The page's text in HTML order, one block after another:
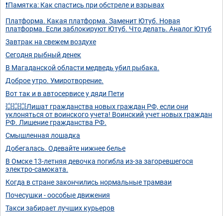
❗Памятка: Как спастись при обстреле и взрывах
Платформа. Какая платформа. Заменит Ютуб. Новая
платформа. Если заблокируют Ютуб. Что делать. Аналог Ютуб
Завтрак на свежем воздухе
Сегодня рыбный денек
В Магаданской области медведь убил рыбака.
Доброе утро. Умиротворение.
Вот так и в автосервисе у дяди Пети
💥💥💥Лишат гражданства новых граждан РФ, если они
уклоняться от воинского учета! Воинский учет новых граждан
РФ. Лишение гражданства РФ.
Смышленная лошадка
Добегалась. Одевайте нижнее белье
В Омске 13-летняя девочка погибла из-за загоревшегося
электро-самоката.
Когда в стране закончились нормальные трамваи
Почесушки - оособые движения
Такси забирает лучших курьеров